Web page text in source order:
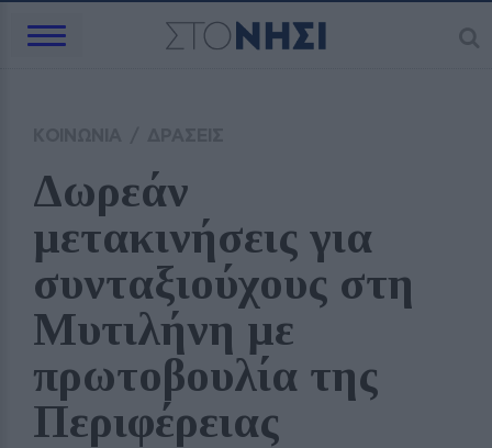
Δωρεάν
μετακινήσεις για
συνταξιούχους στη
Μυτιλήνη με
πρωτοβουλία της
Περιφέρειας